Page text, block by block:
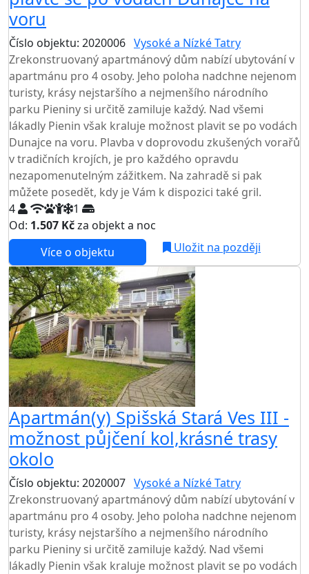
voru
Číslo objektu: 2020006 Vysoké a Nízké Tatry
Zrekonstruovaný apartmánový dům nabízí ubytování v
apartmánu pro 4 osoby. Jeho poloha nadchne nejenom
turisty, krásy nejstaršího a nejmenšího národního
parku Pieniny si určitě zamiluje každý. Nad všemi
lákadly Pienin však kraluje možnost plavit se po vodách
Dunajce na voru. Plavba v doprovodu zkušených vorařů
v tradičních krojích, je pro každého opravdu
nezapomenutelným zážitkem. Na zahradě si pak
můžete posedět, kdy je Vám k dispozici také gril.
4
1
Od: 1.507 Kčza objekt a noc
Více o objektu
Uložit na později
Apartmán(y) Spišská Stará Ves III -
možnost půjčení kol,krásné trasy
okolo
Číslo objektu: 2020007 Vysoké a Nízké Tatry
Zrekonstruovaný apartmánový dům nabízí ubytování v
apartmánu pro 4 osoby. Jeho poloha nadchne nejenom
turisty, krásy nejstaršího a nejmenšího národního
parku Pieniny si určitě zamiluje každý. Nad všemi
lákadly Pienin však kraluje možnost plavit se po vodách